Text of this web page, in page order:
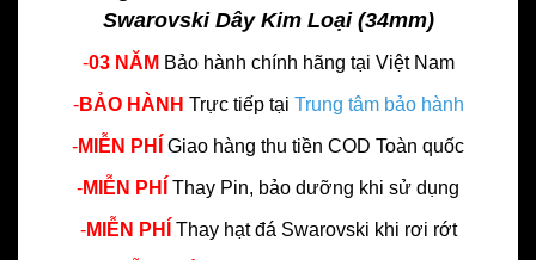
Swarovski Dây Kim Loại (34mm)
-03 NĂM Bảo hành chính hãng tại Việt Nam
-BẢO HÀNH Trực tiếp tại Trung tâm bảo hành
-MIỄN PHÍ Giao hàng thu tiền COD Toàn quốc
-MIỄN PHÍ Thay Pin, bảo dưỡng khi sử dụng
-MIỄN PHÍ Thay hạt đá Swarovski khi rơi rớt